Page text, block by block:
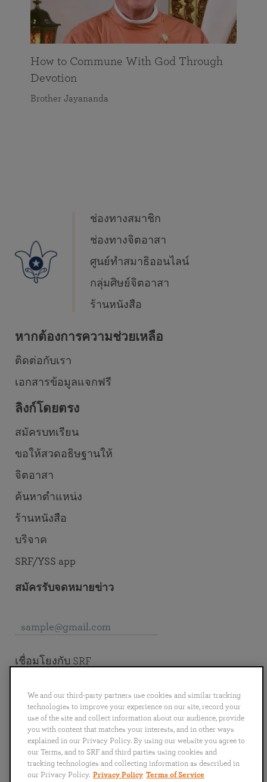
How to Commune With God Through
Devotion
Brother Jayananda
ช่องทางสมาชิก
ช่องทางจิตอาสา
ศูนย์ทำสมาธิออนไลน์
กลุ่มศิษย์จิตอาสา
ร้านหนังสือ
หากต้องการความช่วยเหลือ
ติดต่อกับเรา
เอกสารข้อมูลแจกฟรี
ลิงก์โดยตรง
สมัครบทเรียน
ขอให้สวดอธิษฐานให้
จิตอาสา
ค้นหาตำแหน่ง
ร้านหนังสือ
บริจาค
SRF/YSS app
สมัครรับจดหมายข่าว
English Deutsch Español Français
Italiano
Português
日本語 ไทย
เชื่อมโยงกับ SRF
นโยบายความเป็นส่วนตัว (ภาษา ข้อกำหนดและเงื่อนไข (ภาษา
We and our third-party partners use cookies and similar tracking
technologies to improve your experience on our site, record your
use of the site and collect information about our audience, provide
you with content that matches your interests, and in other ways
explained in our Privacy Policy. By using our website you agree to
our Terms, and to SRF and third parties using cookies and
tracking technologies and collecting information as described in
our Privacy Policy. Privacy Policy Terms of Service